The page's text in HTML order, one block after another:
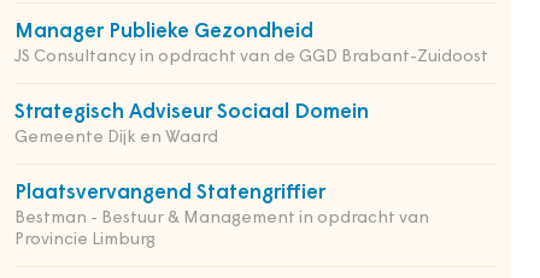
Manager Publieke Gezondheid
JS Consultancy in opdracht van de GGD Brabant-Zuidoost
Strategisch Adviseur Sociaal Domein
Gemeente Dijk en Waard
Plaatsvervangend Statengriffier
Bestman - Bestuur & Management in opdracht van
Provincie Limburg